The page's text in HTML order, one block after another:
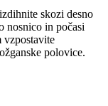
skozi desno
nosnico in počasi
vzpostavite
polovice.